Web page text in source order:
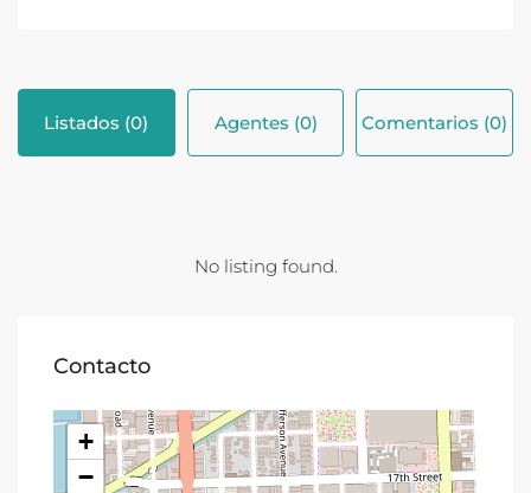
Listados (0) Agentes (0) Comentarios (0)
No listing found.
Contacto
+
−